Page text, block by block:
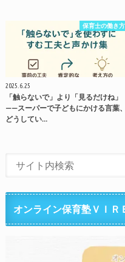
保育士の働き方
2025.6.25
「触らないで」より「見るだけね」
——スーパーで子どもにかける言葉、
どうしてい…
オンライン保育塾ＶＩＲ